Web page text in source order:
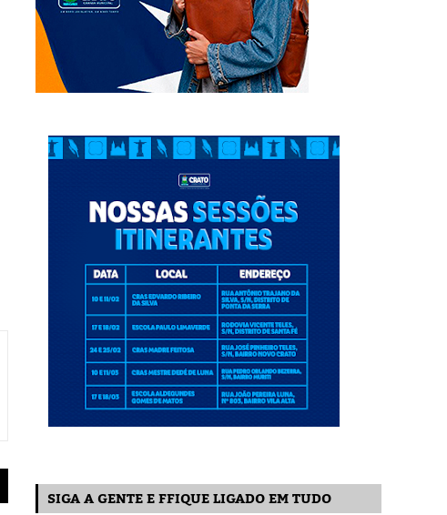
SIGA A GENTE E FFIQUE LIGADO EM TUDO